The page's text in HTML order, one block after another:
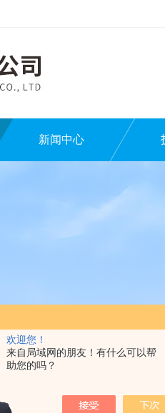
欢迎您！
来自局域网的朋友！有什么可以帮
助您的吗？
新闻中心